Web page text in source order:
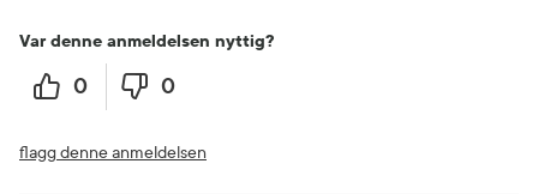
Var denne anmeldelsen nyttig?
0 0
flagg denne anmeldelsen